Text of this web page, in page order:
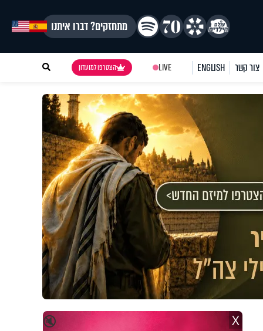
מתחזקים? דברו איתנו
צור קשר ENGLISH
LIVE הצטרפו למועדון
🔇 X